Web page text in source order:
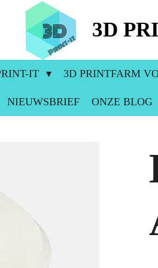
3D
IT 3D PRINTFARM
NIEUWSBRIEF ONZE BLOG